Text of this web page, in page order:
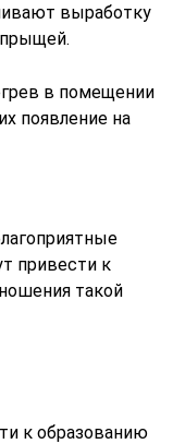
выработку
прыщей.
в помещении
появление на
привести к
такой
к образованию